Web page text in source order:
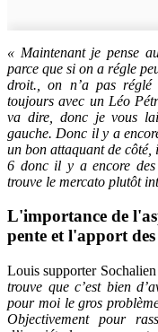
« Maintenant je pense
parce que si on a régle
droit., on n’a pas
toujours avec un Léo
va dire, donc je vous
gauche. Donc il y a
un bon attaquant de
6 donc il y a encore
trouve le mercato plutôt
L'importance de
pente et l'apport des
Louis supporter
trouve que c’est bien
pour moi le gros
Objectivement pour